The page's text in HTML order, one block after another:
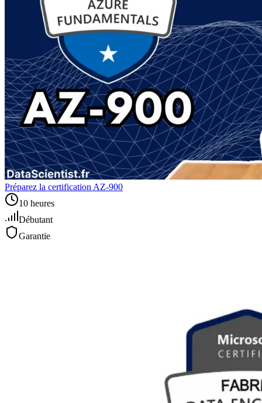
Préparez la certification AZ-900
10 heures
Débutant
Garantie